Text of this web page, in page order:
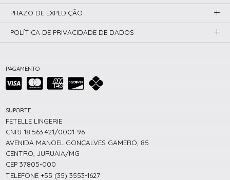
PAGAMENTO
SUPORTE
FETELLE LINGERIE
CNPJ 18.563.421/0001-96
AVENIDA MANOEL GONÇALVES GAMERO, 85
CENTRO, JURUAIA/MG
CEP 37805-000
TELEFONE +55 (35) 3553-1627
PRAZO DE EXPEDIÇÃO
POLÍTICA DE PRIVACIDADE DE DADOS